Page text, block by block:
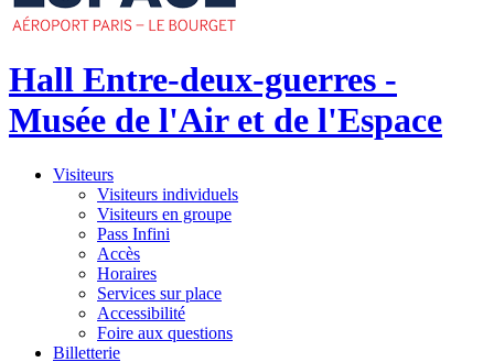
Hall Entre-deux-guerres -
Musée de l'Air et de l'Espace
Visiteurs
Visiteurs individuels
Visiteurs en groupe
Pass Infini
Accès
Horaires
Services sur place
Accessibilité
Foire aux questions
Billetterie